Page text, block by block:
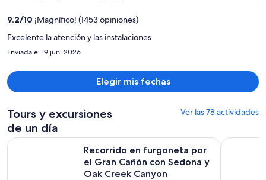
9.2/10 ¡Magnífico! (1453 opiniones)
Excelente la atención y las instalaciones
Enviada el 19 jun. 2026
Elegir mis fechas
Tours y excursiones
de un día
Ver las 78 actividades
Recorrido en furgoneta por
el Gran Cañón con Sedona y
Oak Creek Canyon
Recorrido en furgoneta por el Gran Cañón con Sedona y
Tour del